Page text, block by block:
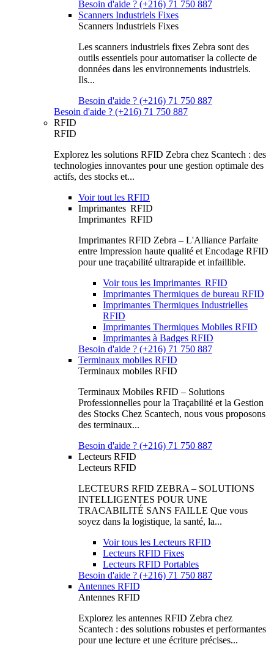
Besoin d'aide ? (+216) 71 750 887
Scanners Industriels Fixes
Scanners Industriels Fixes
Les scanners industriels fixes Zebra sont des
outils essentiels pour automatiser la collecte de
données dans les environnements industriels.
Ils...
Besoin d'aide ? (+216) 71 750 887
Besoin d'aide ? (+216) 71 750 887
RFID
RFID
Explorez les solutions RFID Zebra chez Scantech : des
technologies innovantes pour une gestion optimale des
actifs, des stocks et...
Voir tout les RFID
Imprimantes RFID
Imprimantes RFID
Imprimantes RFID Zebra – L'Alliance Parfaite
entre Impression haute qualité et Encodage RFID
pour une traçabilité ultrarapide et infaillible.
Voir tous les Imprimantes RFID
Imprimantes Thermiques de bureau RFID
Imprimantes Thermiques Industrielles
RFID
Imprimantes Thermiques Mobiles RFID
Imprimantes à Badges RFID
Besoin d'aide ? (+216) 71 750 887
Terminaux mobiles RFID
Terminaux mobiles RFID
Terminaux Mobiles RFID – Solutions
Professionnelles pour la Traçabilité et la Gestion
des Stocks Chez Scantech, nous vous proposons
des terminaux...
Besoin d'aide ? (+216) 71 750 887
Lecteurs RFID
Lecteurs RFID
LECTEURS RFID ZEBRA – SOLUTIONS
INTELLIGENTES POUR UNE
TRACABILITÉ SANS FAILLE Que vous
soyez dans la logistique, la santé, la...
Voir tous les Lecteurs RFID
Lecteurs RFID Fixes
Lecteurs RFID Portables
Besoin d'aide ? (+216) 71 750 887
Antennes RFID
Antennes RFID
Explorez les antennes RFID Zebra chez
Scantech : des solutions robustes et performantes
pour une lecture et une écriture précises...